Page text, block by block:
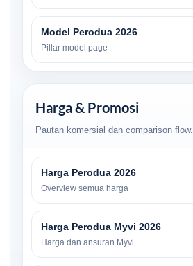
Model Perodua 2026
Pillar model page
Harga & Promosi
Pautan komersial dan comparison flow.
Harga Perodua 2026
Overview semua harga
Harga Perodua Myvi 2026
Harga dan ansuran Myvi